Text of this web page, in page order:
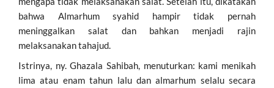
bahwa Almarhum syahid hampir tidak pernah
meninggalkan salat dan bahkan menjadi rajin
melaksanakan tahajud.
Istrinya, ny. Ghazala Sahibah, menuturkan: kami menikah
lima atau enam tahun lalu dan almarhum selalu secara